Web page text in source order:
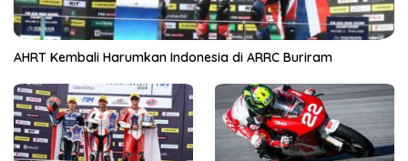
AHRT Kembali Harumkan Indonesia di ARRC Buriram